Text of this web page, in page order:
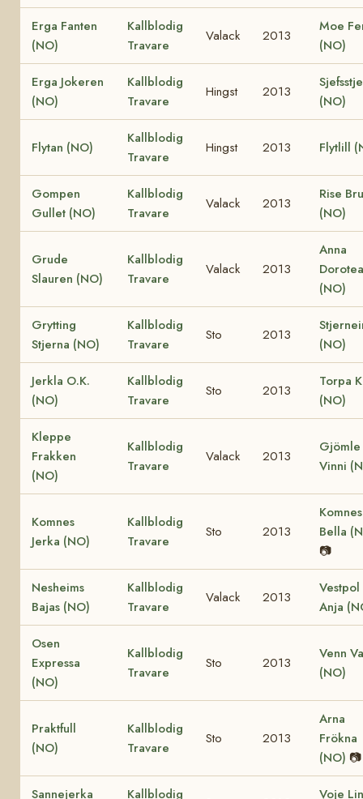
Erga Fanten
(NO)
Kallblodig
Travare
Valack 2013
Moe
(NO)
Erga Jokeren
(NO)
Kallblodig
Travare
Hingst 2013
(NO)
Flytan (NO)
Kallblodig
Travare
Hingst 2013 Flytlill
Gompen
Gullet (NO)
Kallblodig
Travare
Valack 2013
Rise
(NO)
Grude
Slauren (NO)
Kallblodig
Travare
Valack 2013
Anna
Dorotea
(NO)
Grytting
Stjerna (NO)
Kallblodig
Travare
Sto 2013
(NO)
Jerkla O.K.
(NO)
Kallblodig
Travare
Sto 2013
Torpa
(NO)
Kleppe
Frakken
(NO)
Kallblodig
Travare
Valack 2013
Gjömle
Vinni
Komnes
Jerka (NO)
Kallblodig
Travare
Sto 2013
Komnes
Bella
📷
Nesheims
Bajas (NO)
Kallblodig
Travare
Valack 2013
Vestpol
Anja
Osen
Expressa
(NO)
Kallblodig
Travare
Sto 2013
Venn
(NO)
Praktfull
(NO)
Kallblodig
Travare
Sto 2013
Arna
Frökna
(NO) 📷
Sannejerka
Kallblodig
Voje